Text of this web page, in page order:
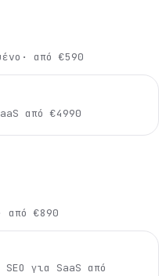
από €590
από €4990
από €890
για SaaS από